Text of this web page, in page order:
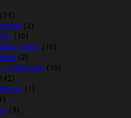
(24)
(2)
(10)
Tasker (10)
(2)
og Mineraler (10)
(1)
(9)